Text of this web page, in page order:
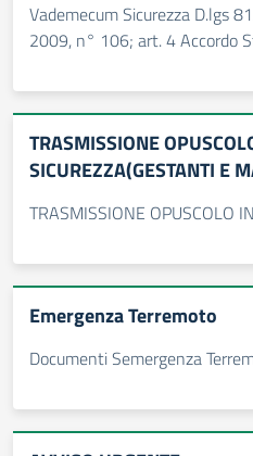
Vademecum Sicurezza D.lgs
2009, n° 106; art. 4 Accordo
TRASMISSIONE
SICUREZZA(GESTANTI E
TRASMISSIONE OPUSCOLO
Emergenza Terremoto
Documenti Semergenza